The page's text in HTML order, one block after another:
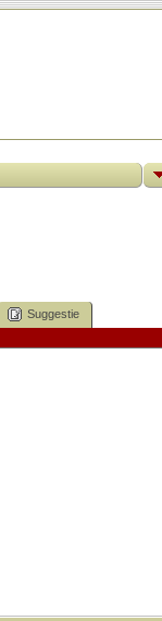
Suggestie